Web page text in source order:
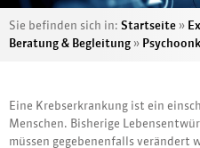
Sie befinden sich in: Startseite »
Beratung & Begleitung »
Eine Krebserkrankung ist ein
Menschen. Bisherige
müssen gegebenenfalls verändert